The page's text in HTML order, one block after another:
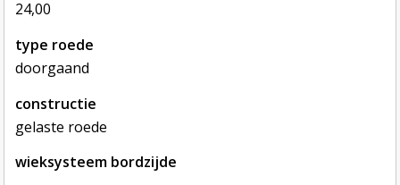
24,00
type roede
doorgaand
constructie
gelaste roede
wieksysteem bordzijde